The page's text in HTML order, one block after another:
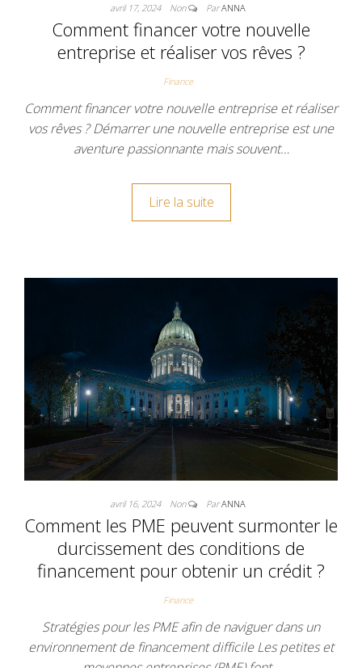
avril 17, 2024 Non ParANNA
Comment financer votre nouvelle
entreprise et réaliser vos rêves ?
Finance
Comment financer votre nouvelle entreprise et réaliser
vos rêves ? Démarrer une nouvelle entreprise est une
aventure passionnante mais souvent…
Lire la suite
avril 16, 2024 Non ParANNA
Comment les PME peuvent surmonter le
durcissement des conditions de
financement pour obtenir un crédit ?
Finance
Stratégies pour les PME afin de naviguer dans un
environnement de financement difficile Les petites et